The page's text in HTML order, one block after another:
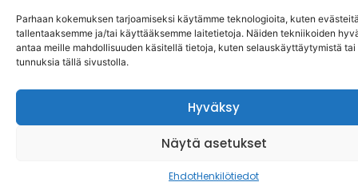
Parhaan kokemuksen tarjoamiseksi käytämme teknologioita, kuten
tallentaaksemme ja/tai käyttääksemme laitetietoja. Näiden tekniikoiden
antaa meille mahdollisuuden käsitellä tietoja, kuten selauskäyttäytymistä
tunnuksia tällä sivustolla.
Hyväksy
Näytä asetukset
EhdotHenkilötiedot